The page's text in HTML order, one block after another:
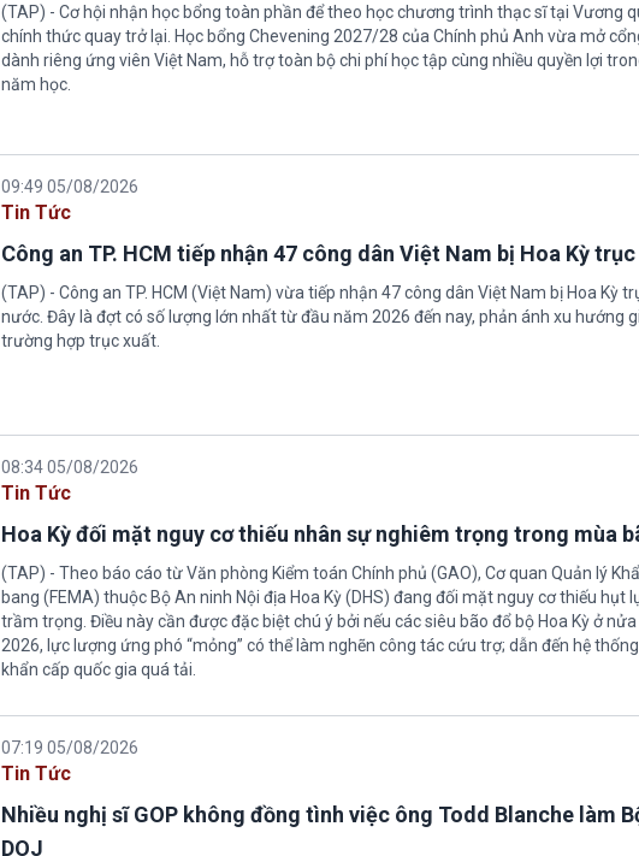
(TAP) - Cơ hội nhận học bổng toàn phần để theo học chương trình thạc sĩ tại Vương
chính thức quay trở lại. Học bổng Chevening 2027/28 của Chính phủ Anh vừa mở
dành riêng ứng viên Việt Nam, hỗ trợ toàn bộ chi phí học tập cùng nhiều quyền lợi
năm học.
09:49 05/08/2026
Tin Tức
Công an TP. HCM tiếp nhận 47 công dân Việt Nam bị Hoa Kỳ
(TAP) - Công an TP. HCM (Việt Nam) vừa tiếp nhận 47 công dân Việt Nam bị Hoa Kỳ
nước. Đây là đợt có số lượng lớn nhất từ đầu năm 2026 đến nay, phản ánh xu hướng
trường hợp trục xuất.
08:34 05/08/2026
Tin Tức
Hoa Kỳ đối mặt nguy cơ thiếu nhân sự nghiêm trọng trong mùa
(TAP) - Theo báo cáo từ Văn phòng Kiểm toán Chính phủ (GAO), Cơ quan Quản lý
bang (FEMA) thuộc Bộ An ninh Nội địa Hoa Kỳ (DHS) đang đối mặt nguy cơ thiếu hụt lực lượng
trầm trọng. Điều này cần được đặc biệt chú ý bởi nếu các siêu bão đổ bộ Hoa Kỳ ở
2026, lực lượng ứng phó “mỏng” có thể làm nghẽn công tác cứu trợ; dẫn đến hệ
khẩn cấp quốc gia quá tải.
07:19 05/08/2026
Tin Tức
Nhiều nghị sĩ GOP không đồng tình việc ông Todd Blanche làm
DOJ